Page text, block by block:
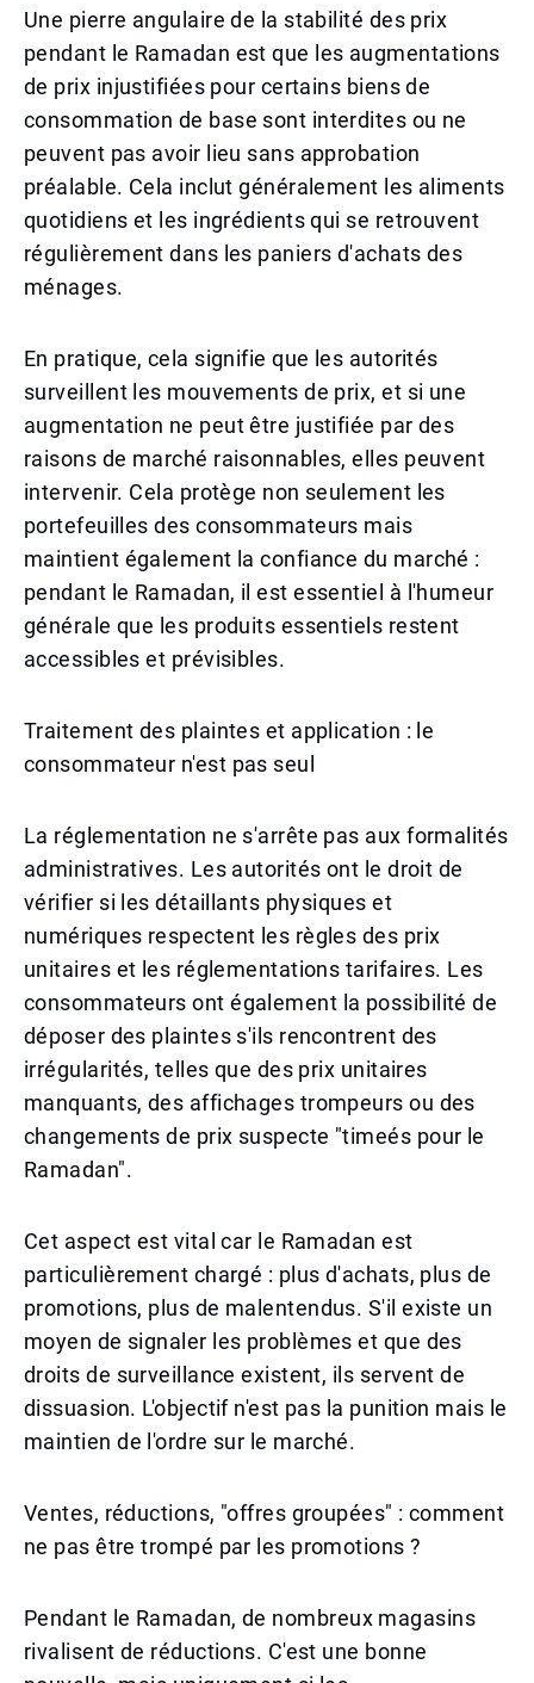
Une pierre angulaire de la stabilité des prix
pendant le Ramadan est que les augmentations
de prix injustifiées pour certains biens de
consommation de base sont interdites ou ne
peuvent pas avoir lieu sans approbation
préalable. Cela inclut généralement les aliments
quotidiens et les ingrédients qui se retrouvent
régulièrement dans les paniers d'achats des
ménages.
En pratique, cela signifie que les autorités
surveillent les mouvements de prix, et si une
augmentation ne peut être justifiée par des
raisons de marché raisonnables, elles peuvent
intervenir. Cela protège non seulement les
portefeuilles des consommateurs mais
maintient également la confiance du marché :
pendant le Ramadan, il est essentiel à l'humeur
générale que les produits essentiels restent
accessibles et prévisibles.
Traitement des plaintes et application : le
consommateur n'est pas seul
La réglementation ne s'arrête pas aux formalités
administratives. Les autorités ont le droit de
vérifier si les détaillants physiques et
numériques respectent les règles des prix
unitaires et les réglementations tarifaires. Les
consommateurs ont également la possibilité de
déposer des plaintes s'ils rencontrent des
irrégularités, telles que des prix unitaires
manquants, des affichages trompeurs ou des
changements de prix suspecte "timeés pour le
Ramadan".
Cet aspect est vital car le Ramadan est
particulièrement chargé : plus d'achats, plus de
promotions, plus de malentendus. S'il existe un
moyen de signaler les problèmes et que des
droits de surveillance existent, ils servent de
dissuasion. L'objectif n'est pas la punition mais le
maintien de l'ordre sur le marché.
Ventes, réductions, "offres groupées" : comment
ne pas être trompé par les promotions ?
Pendant le Ramadan, de nombreux magasins
rivalisent de réductions. C'est une bonne